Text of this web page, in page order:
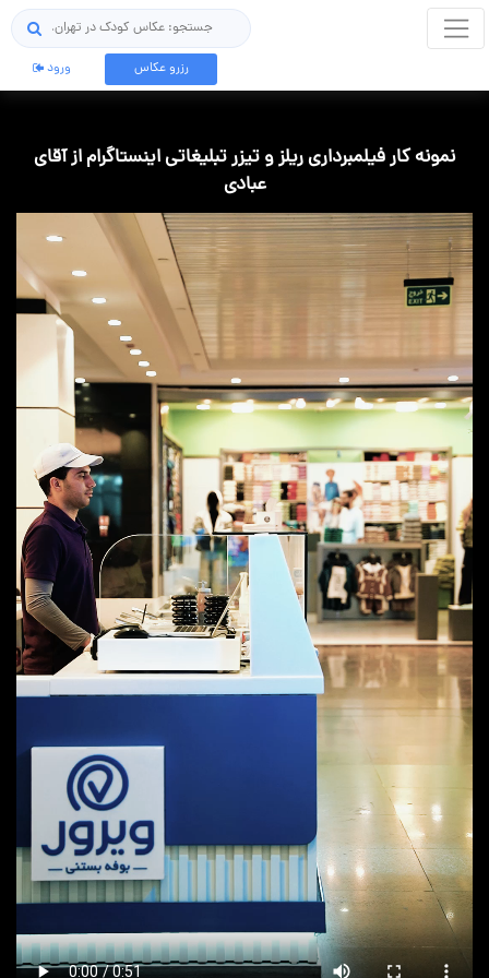
جستجو
رزرو عکاس ورود
نمونه کار فیلمبرداری ریلز و تیزر تبلیغاتی اینستاگرام از آقای
عبادی